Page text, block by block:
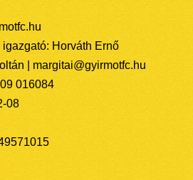
Horváth Ernő
| margitai@gyirmotfc.hu
016084
08